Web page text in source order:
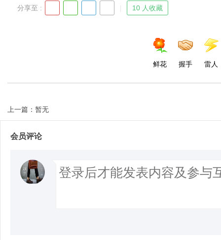
分享至 : 10 人收藏
鲜花 握手 雷人
上一篇：暂无
会员评论